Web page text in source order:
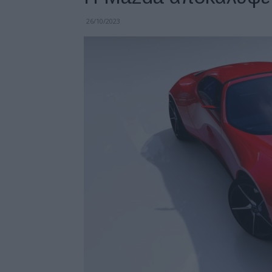
26/10/2023